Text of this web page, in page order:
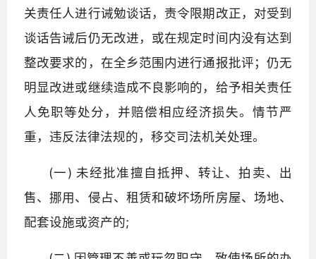
关责任人进行诫勉谈话，责令限期改正，对受到
谈话告诫后仍无改进，或在规定时间内没有达到
整改要求的，在全乡范围内进行通报批评；仍无
明显改进或继续造成不良影响的，给予相关责任
人免职等处分，并赔偿相应经济损失。情节严
重，违反法律法规的，移交司法机关处理。
(一) 未经批准擅自抵押、转让、拍卖、出
售、挪用、侵占、租赁和破坏场所房屋、场地、
配套设施或资产的;